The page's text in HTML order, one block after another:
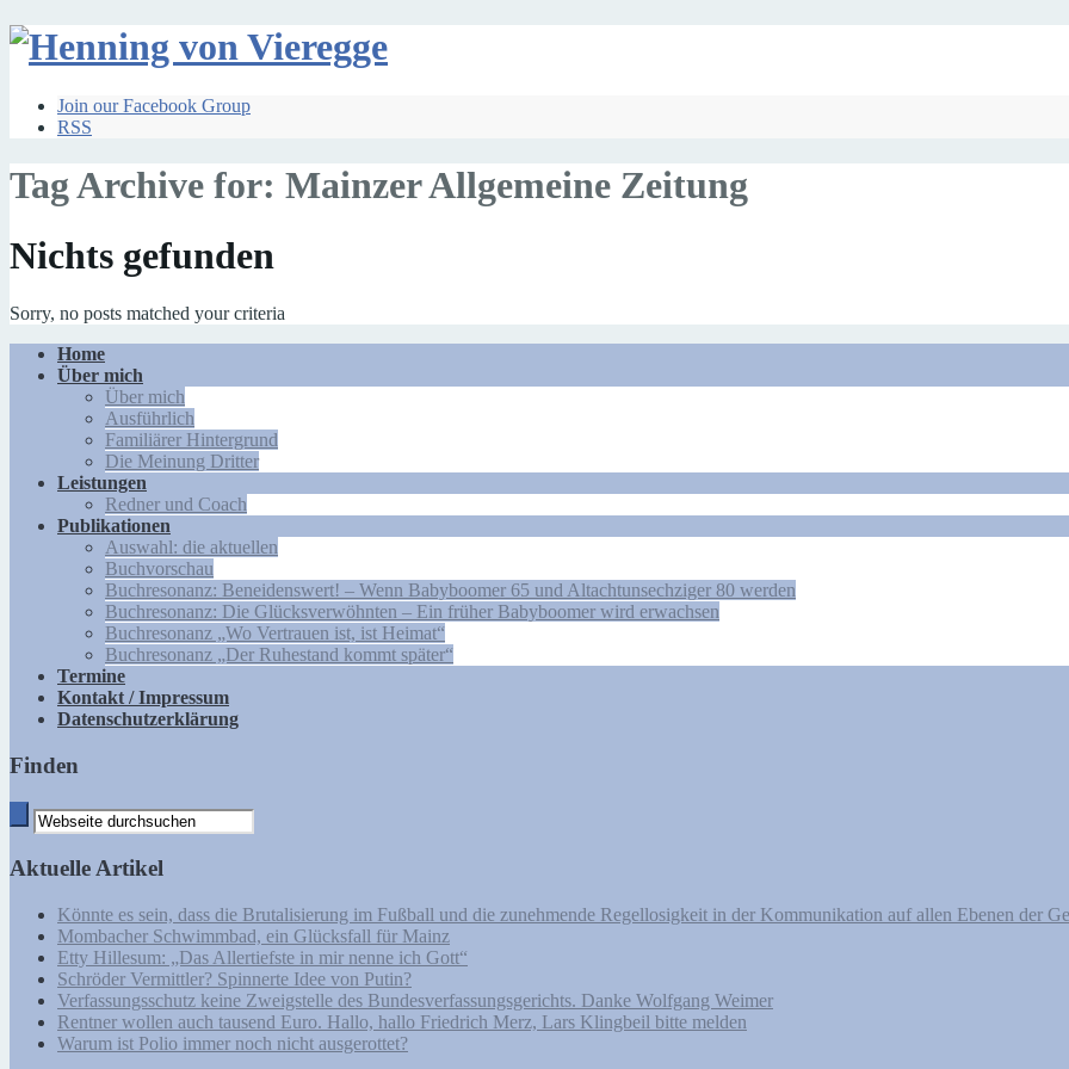
Join our Facebook Group
RSS
Tag Archive for: Mainzer Allgemeine Zeitung
Nichts gefunden
Sorry, no posts matched your criteria
Home
Über mich
Über mich
Ausführlich
Familiärer Hintergrund
Die Meinung Dritter
Leistungen
Redner und Coach
Publikationen
Auswahl: die aktuellen
Buchvorschau
Buchresonanz: Beneidenswert! – Wenn Babyboomer 65 und Altachtunsechziger 80 werden
Buchresonanz: Die Glücksverwöhnten – Ein früher Babyboomer wird erwachsen
Buchresonanz „Wo Vertrauen ist, ist Heimat“
Buchresonanz „Der Ruhestand kommt später“
Termine
Kontakt / Impressum
Datenschutzerklärung
Finden
Aktuelle Artikel
Könnte es sein, dass die Brutalisierung im Fußball und die zunehmende Regellosigkeit in der Kommunikation auf allen Ebenen der
Mombacher Schwimmbad, ein Glücksfall für Mainz
Etty Hillesum: „Das Allertiefste in mir nenne ich Gott“
Schröder Vermittler? Spinnerte Idee von Putin?
Verfassungsschutz keine Zweigstelle des Bundesverfassungsgerichts. Danke Wolfgang Weimer
Rentner wollen auch tausend Euro. Hallo, hallo Friedrich Merz, Lars Klingbeil bitte melden
Warum ist Polio immer noch nicht ausgerottet?